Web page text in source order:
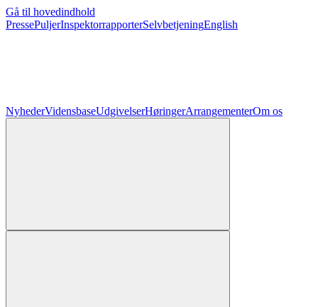
Gå til hovedindhold
PressePuljerInspektorrapporterSelvbetjeningEnglish
NyhederVidensbaseUdgivelserHøringerArrangementerOm os